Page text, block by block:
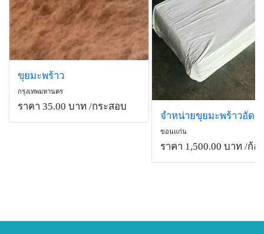
ขุยมะพร้าว
กรุงเทพมหานคร
ราคา 35.00 บาท /กระสอบ
จำหน่ายขุยมะพร้าวอัดก้
ขอนแก่น
ราคา 1,500.00 บาท /ก้อ